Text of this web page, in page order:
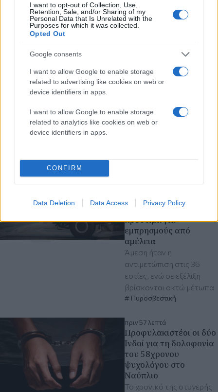
I want to opt-out of Collection, Use,
Retention, Sale, and/or Sharing of my
Personal Data that Is Unrelated with the
Purposes for which it was collected.
Opted Out
Google consents
I want to allow Google to enable storage
related to advertising like cookies on web or
device identifiers in apps.
I want to allow Google to enable storage
related to analytics like cookies on web or
device identifiers in apps.
CONFIRM
Data Deletion Data Access Privacy Policy
Διαβάστε περισσότερα
Σκιάθο, αισθητός στην
Σύμφωνα με την
αυτόματη λύση του
το εστιακό βάθος του
σεισμού ήταν 5
αγροτοδασικές
πυρκαγιές σε ένα
24ωρο - Τέσσερα νέα
πρόστιμα για
εμπρησμούς από
αμέλεια
Άμεση ήταν η
αντιμετώπιση στις 36
εστίες, ενώ σε εξέλιξη
βρίσκονται οκτώ μέτωπα
Πυροσβεστική
πριν 57 λεπτά
Προφυλακιστέοι οι δύο
Ινδοί για τη δολοφονία
του 58χρονου
ψυχολόγου στο
Ναύπλιο
Το χρονικό της στυγερής